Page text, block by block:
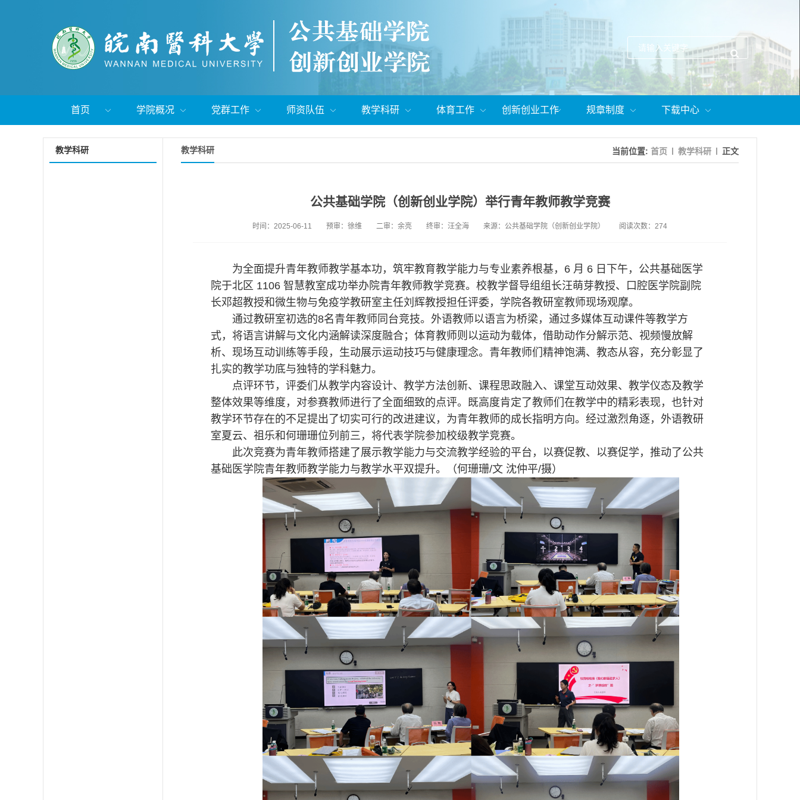
首页 学院概况 党群工作 师资队伍 教学科研 体育工作 创新创业工作 规章制度 下载中心
教学科研 教学科研 当前位置: 首页 教学科研 正文
公共基础学院（创新创业学院）举行青年教师教学竞赛
时间：2025-06-11 预审：徐维 二审：余亮 终审：汪全海 来源：公共基础学院（创新创业学院） 阅读次数： 274
为全面提升青年教师教学基本功，筑牢教育教学能力与专业素养根基，6 月 6 日下午，公共基础医学
院于北区 1106 智慧教室成功举办院青年教师教学竞赛。校教学督导组组长汪萌芽教授、口腔医学院副院
长邓超教授和微生物与免疫学教研室主任刘辉教授担任评委，学院各教研室教师现场观摩。
通过教研室初选的8名青年教师同台竞技。外语教师以语言为桥梁，通过多媒体互动课件等教学方
式，将语言讲解与文化内涵解读深度融合；体育教师则以运动为载体，借助动作分解示范、视频慢放解
析、现场互动训练等手段，生动展示运动技巧与健康理念。青年教师们精神饱满、教态从容，充分彰显了
扎实的教学功底与独特的学科魅力。
点评环节，评委们从教学内容设计、教学方法创新、课程思政融入、课堂互动效果、教学仪态及教学
整体效果等维度，对参赛教师进行了全面细致的点评。既高度肯定了教师们在教学中的精彩表现，也针对
教学环节存在的不足提出了切实可行的改进建议，为青年教师的成长指明方向。经过激烈角逐，外语教研
室夏云、祖乐和何珊珊位列前三，将代表学院参加校级教学竞赛。
此次竞赛为青年教师搭建了展示教学能力与交流教学经验的平台，以赛促教、以赛促学，推动了公共
基础医学院青年教师教学能力与教学水平双提升。（何珊珊/文 沈仲平/摄）